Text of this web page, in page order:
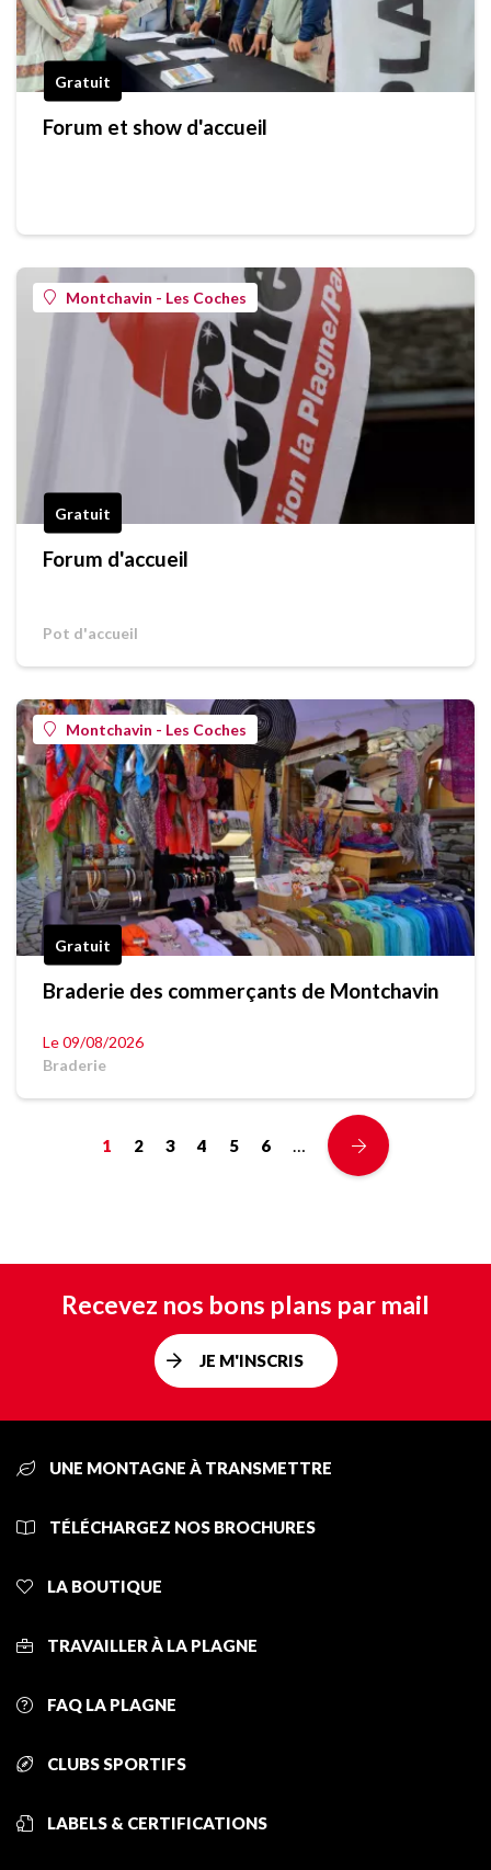
Gratuit
Forum et show d'accueil
Montchavin - Les Coches
Gratuit
Forum d'accueil
Pot d'accueil
Montchavin - Les Coches
Gratuit
Braderie des commerçants de Montchavin
Le 09/08/2026
Braderie
1 2 3 4 5 6 …
Recevez nos bons plans par mail
JE M'INSCRIS
UNE MONTAGNE À TRANSMETTRE
TÉLÉCHARGEZ NOS BROCHURES
LA BOUTIQUE
TRAVAILLER À LA PLAGNE
FAQ LA PLAGNE
CLUBS SPORTIFS
LABELS & CERTIFICATIONS